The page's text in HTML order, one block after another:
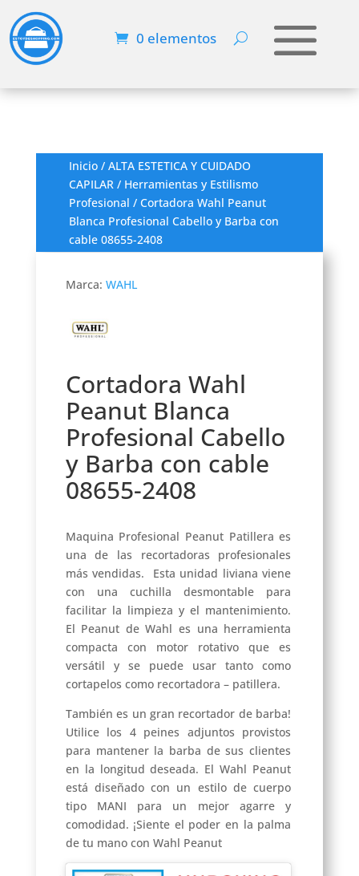
0 elementos
Inicio/ ALTA ESTETICA Y CUIDADO
CAPILAR/ Herramientas y Estilismo
Profesional / Cortadora Wahl Peanut
Blanca Profesional Cabello y Barba con
cable 08655-2408
Marca: WAHL
Cortadora Wahl
Peanut Blanca
Profesional Cabello
y Barba con cable
08655-2408
Maquina Profesional Peanut Patillera es
una de las recortadoras profesionales
más vendidas. Esta unidad liviana viene
con una cuchilla desmontable para
facilitar la limpieza y el mantenimiento.
El Peanut de Wahl es una herramienta
compacta con motor rotativo que es
versátil y se puede usar tanto como
cortapelos como recortadora – patillera.
También es un gran recortador de barba!
Utilice los 4 peines adjuntos provistos
para mantener la barba de sus clientes
en la longitud deseada. El Wahl Peanut
está diseñado con un estilo de cuerpo
tipo MANI para un mejor agarre y
comodidad. ¡Siente el poder en la palma
de tu mano con Wahl Peanut